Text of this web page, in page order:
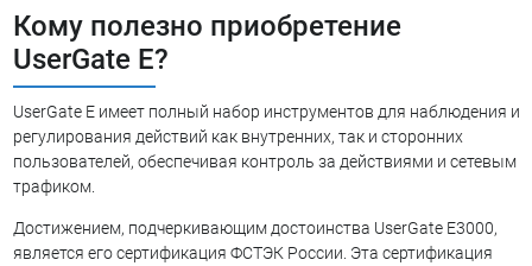
Кому полезно приобретение
UserGate E?
UserGate E имеет полный набор инструментов для наблюдения и
регулирования действий как внутренних, так и сторонних
пользователей, обеспечивая контроль за действиями и сетевым
трафиком.
Достижением, подчеркивающим достоинства UserGate E3000,
является его сертификация ФСТЭК России. Эта сертификация